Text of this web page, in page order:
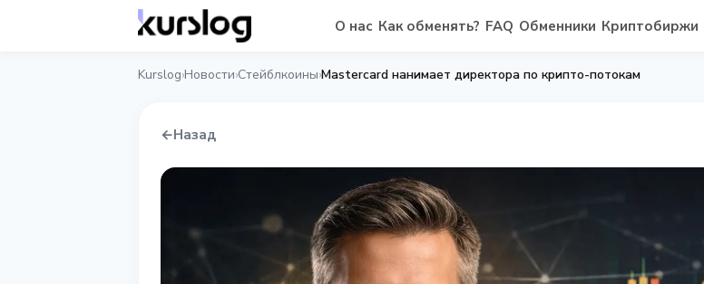
О нас Как обменять? FAQ Обменники Криптобиржи
Kurslog›Новости›Стейблкоины›Mastercard нанимает директора по крипто-потокам
←Назад